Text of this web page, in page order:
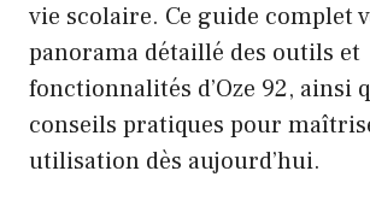
vie scolaire. Ce guide complet
panorama détaillé des outils et
fonctionnalités d’Oze 92, ainsi
conseils pratiques pour
utilisation dès aujourd’hui.